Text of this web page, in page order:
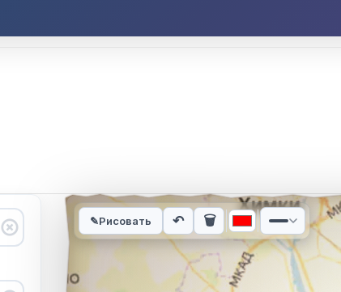
Интерактивная карта автомобильного
✎Рисовать ↶ 🗑